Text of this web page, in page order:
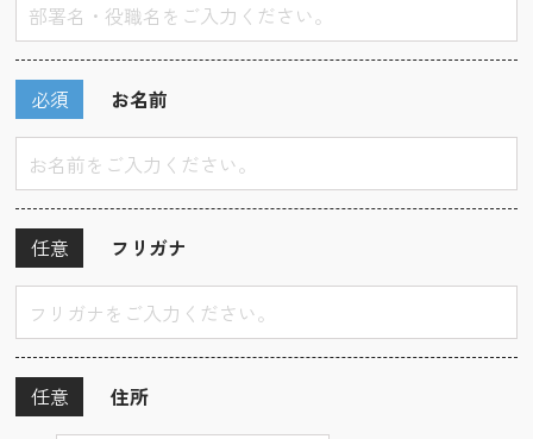
お名前
必須
フリガナ
任意
住所
任意